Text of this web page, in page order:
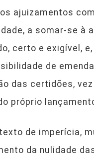
ajuizamentos
a somar-se à
certo e exigível, e,
de
das certidões,
próprio
de imperícia,
da nulidade